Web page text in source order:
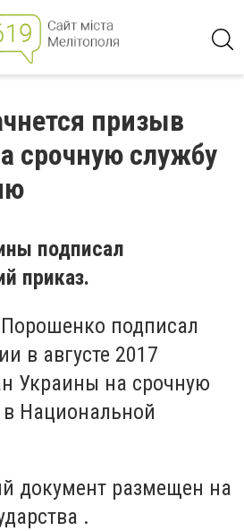
призыв
срочную службу
подписал
приказ.
подписал
в августе 2017
Украины на срочную
Национальной
документ размещен на
.